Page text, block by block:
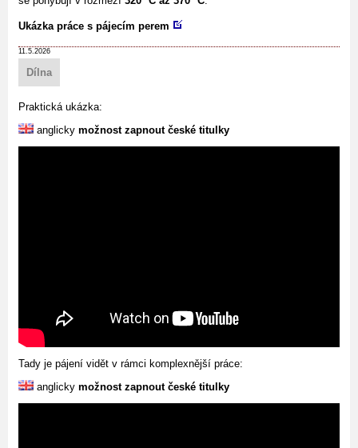
Ukázka práce s pájecím perem
11.5.2026
Dílna
Praktická ukázka:
anglicky možnost zapnout české titulky
Tady je pájení vidět v rámci komplexnější práce:
anglicky možnost zapnout české titulky